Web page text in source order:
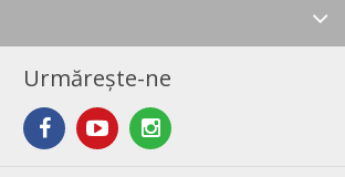
Urmărește-ne